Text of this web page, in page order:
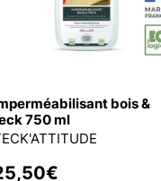
bois &
750 ml
€